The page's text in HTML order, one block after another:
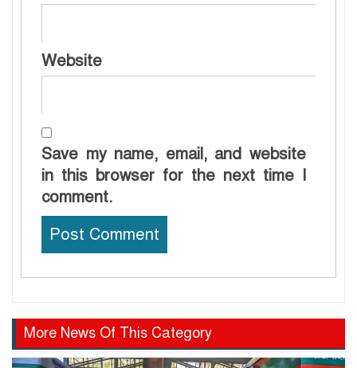
Website
Save my name, email, and website
in this browser for the next time I
comment.
More News Of This Category